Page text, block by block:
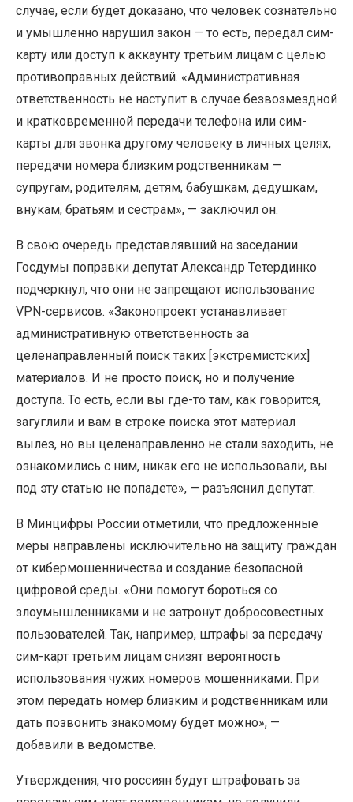
случае, если будет доказано, что человек сознательно
и умышленно нарушил закон — то есть, передал сим-
карту или доступ к аккаунту третьим лицам с целью
противоправных действий. «Административная
ответственность не наступит в случае безвозмездной
и кратковременной передачи телефона или сим-
карты для звонка другому человеку в личных целях,
передачи номера близким родственникам —
супругам, родителям, детям, бабушкам, дедушкам,
внукам, братьям и сестрам», — заключил он.
В свою очередь представлявший на заседании
Госдумы поправки депутат Александр Тетердинко
подчеркнул, что они не запрещают использование
VPN-сервисов. «Законопроект устанавливает
административную ответственность за
целенаправленный поиск таких [экстремистских]
материалов. И не просто поиск, но и получение
доступа. То есть, если вы где-то там, как говорится,
загуглили и вам в строке поиска этот материал
вылез, но вы целенаправленно не стали заходить, не
ознакомились с ним, никак его не использовали, вы
под эту статью не попадете», — разъяснил депутат.
В Минцифры России отметили, что предложенные
меры направлены исключительно на защиту граждан
от кибермошенничества и создание безопасной
цифровой среды. «Они помогут бороться со
злоумышленниками и не затронут добросовестных
пользователей. Так, например, штрафы за передачу
сим-карт третьим лицам снизят вероятность
использования чужих номеров мошенниками. При
этом передать номер близким и родственникам или
дать позвонить знакомому будет можно», —
добавили в ведомстве.
Утверждения, что россиян будут штрафовать за